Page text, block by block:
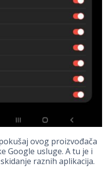
ovog proizvođača
Google usluge. A tu je i
raznih aplikacija.